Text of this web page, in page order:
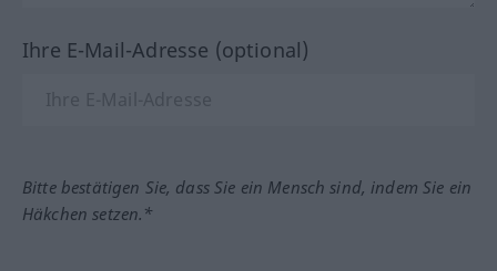
Ihre E-Mail-Adresse (optional)
Bitte bestätigen Sie, dass Sie ein Mensch sind, indem Sie ein
Häkchen setzen.*